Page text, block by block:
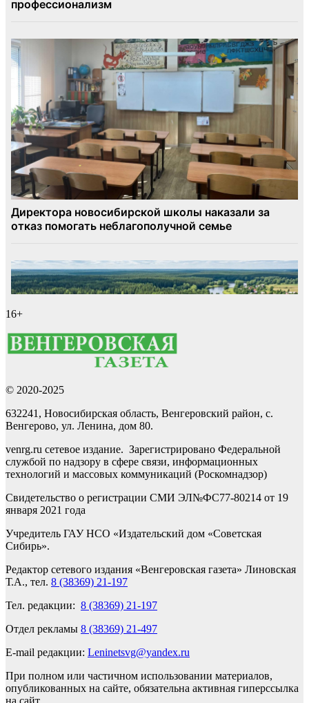
16+
© 2020-2025
632241, Новосибирская область, Венгеровский район, с.
Венгерово, ул. Ленина, дом 80.
venrg.ru сетевое издание. Зарегистрировано Федеральной
службой по надзору в сфере связи, информационных
технологий и массовых коммуникаций (Роскомнадзор)
Свидетельство о регистрации СМИ ЭЛ№ФС77-80214 от 19
января 2021 года
Учредитель ГАУ НСО «Издательский дом «Советская
Сибирь».
Редактор сетевого издания «Венгеровская газета» Линовская
Т.А., тел. 8 (38369) 21-197
Тел. редакции: 8 (38369) 21-197
Отдел рекламы 8 (38369) 21-497
E-mail редакции: Leninetsvg@yandex.ru
При полном или частичном использовании материалов,
опубликованных на сайте, обязательна активная гиперссылка
на сайт